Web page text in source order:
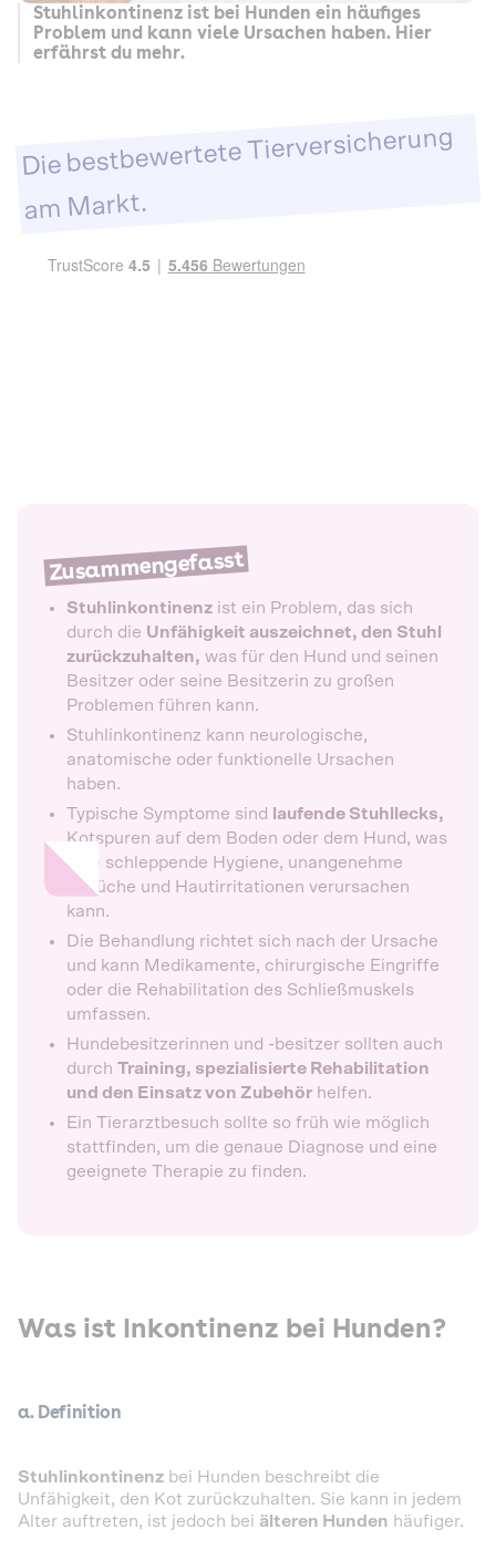
Stuhlinkontinenz ist bei Hunden ein häufiges
Problem und kann viele Ursachen haben. Hier
erfährst du mehr.
Die bestbewertete Tierversicherung
am Markt.
Zusammengefasst
Stuhlinkontinenz ist ein Problem, das sich
durch die Unfähigkeit auszeichnet, den Stuhl
zurückzuhalten, was für den Hund und seinen
Besitzer oder seine Besitzerin zu großen
Problemen führen kann.
Stuhlinkontinenz kann neurologische,
anatomische oder funktionelle Ursachen
haben.
Typische Symptome sind
laufende Stuhllecks,
Kotspuren auf dem Boden oder dem Hund, was
eine schleppende Hygiene, unangenehme
Gerüche und Hautirritationen verursachen
kann.
Die Behandlung richtet sich nach der Ursache
und kann Medikamente, chirurgische Eingriffe
oder die Rehabilitation des Schließmuskels
umfassen.
Hundebesitzerinnen und -besitzer sollten auch
durch Training, spezialisierte Rehabilitation
und den Einsatz von Zubehör helfen.
Ein Tierarztbesuch sollte so früh wie möglich
stattfinden, um die genaue Diagnose und eine
geeignete Therapie zu finden.
Was ist Inkontinenz bei Hunden?
a. Definition
Stuhlinkontinenz bei Hunden beschreibt die
Unfähigkeit, den Kot zurückzuhalten. Sie kann in jedem
Alter auftreten, ist jedoch bei älteren Hunden häufiger.